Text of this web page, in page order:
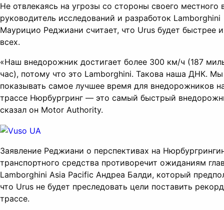
Не отвлекаясь на угрозы со стороны своего местного
руководитель исследований и разработок Lamborghini
Маурицио Реджиани считает, что Urus будет быстрее
всех.
«Наш внедорожник достигает более 300 км/ч (187
час), потому что это Lamborghini. Такова наша ДНК.
показывать самое лучшее время для внедорожников
трассе Нюрбургринг — это самый быстрый
сказал он Motor Authority.
Заявление Реджиани о перспективах на
транспортного средства противоречит ожиданиям
Lamborghini Asia Pacific Андреа Балди, который
что Urus не будет преследовать цели поставить
трассе.